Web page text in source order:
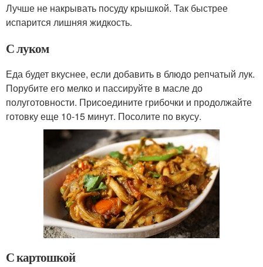
Лучше не накрывать посуду крышкой. Так быстрее
испарится лишняя жидкость.
С луком
Еда будет вкуснее, если добавить в блюдо репчатый лук.
Порубите его мелко и пассируйте в масле до
полуготовности. Присоедините грибочки и продолжайте
готовку еще 10-15 минут. Посолите по вкусу.
С картошкой